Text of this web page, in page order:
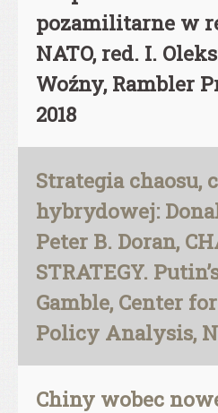
pozamilitarne w
NATO, red. I.
Woźny, Rambler
2018
Strategia
hybrydowej:
Peter B. Doran,
STRATEGY.
Gamble, Center
Policy Analysis,
Chiny wobec